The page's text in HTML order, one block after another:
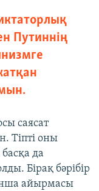
Путиннің
саясат
Тіпті оны
да
Бірақ бәрібір
онша айырмасы